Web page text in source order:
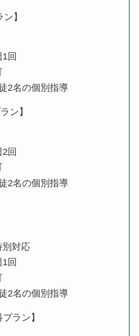
】
回
2名の個別指導
ン】
回
2名の個別指導
別対応
回
2名の個別指導
ラン】